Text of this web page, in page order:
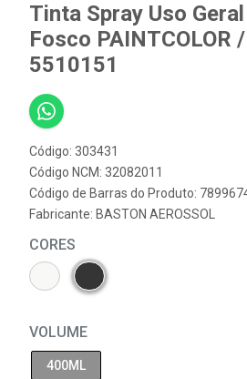
Tinta Spray Uso
Fosco PAINTCOLOR /
5510151
Código: 303431
Código NCM: 32082011
Código de Barras do Produto:
Fabricante: BASTON AEROSSOL
CORES
VOLUME
400ML